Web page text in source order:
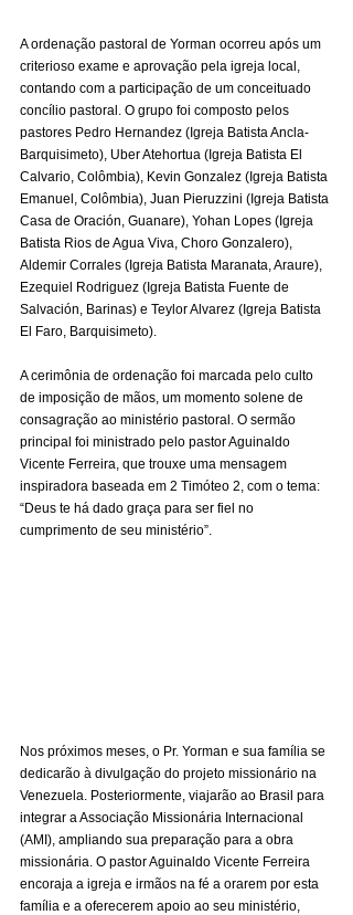
A ordenação pastoral de Yorman ocorreu após um
criterioso exame e aprovação pela igreja local,
contando com a participação de um conceituado
concílio pastoral. O grupo foi composto pelos
pastores Pedro Hernandez (Igreja Batista Ancla-
Barquisimeto), Uber Atehortua (Igreja Batista El
Calvario, Colômbia), Kevin Gonzalez (Igreja Batista
Emanuel, Colômbia), Juan Pieruzzini (Igreja Batista
Casa de Oración, Guanare), Yohan Lopes (Igreja
Batista Rios de Agua Viva, Choro Gonzalero),
Aldemir Corrales (Igreja Batista Maranata, Araure),
Ezequiel Rodriguez (Igreja Batista Fuente de
Salvación, Barinas) e Teylor Alvarez (Igreja Batista
El Faro, Barquisimeto).
A cerimônia de ordenação foi marcada pelo culto
de imposição de mãos, um momento solene de
consagração ao ministério pastoral. O sermão
principal foi ministrado pelo pastor Aguinaldo
Vicente Ferreira, que trouxe uma mensagem
inspiradora baseada em 2 Timóteo 2, com o tema:
“Deus te há dado graça para ser fiel no
cumprimento de seu ministério”.
Nos próximos meses, o Pr. Yorman e sua família se
dedicarão à divulgação do projeto missionário na
Venezuela. Posteriormente, viajarão ao Brasil para
integrar a Associação Missionária Internacional
(AMI), ampliando sua preparação para a obra
missionária. O pastor Aguinaldo Vicente Ferreira
encoraja a igreja e irmãos na fé a orarem por esta
família e a oferecerem apoio ao seu ministério,